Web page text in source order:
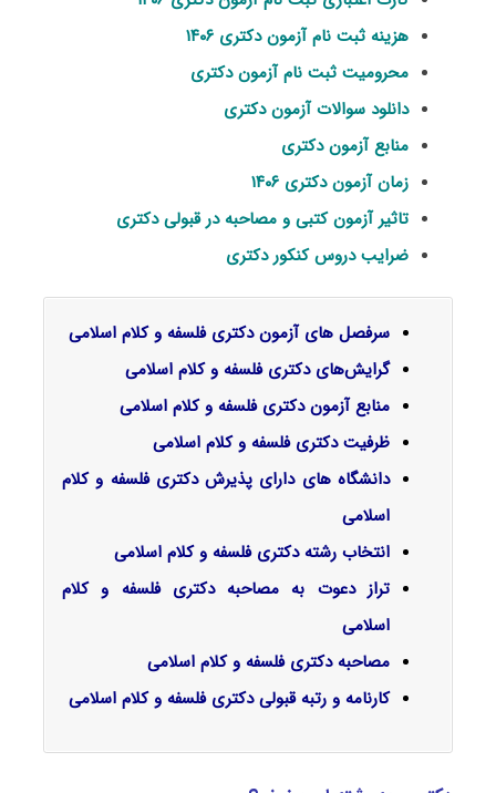
هزینه ثبت نام آزمون دکتری ۱۴۰۶
محرومیت ثبت نام آزمون دکتری
دانلود سوالات آزمون دکتری
منابع آزمون دکتری
زمان آزمون دکتری ۱۴۰۶
تاثیر آزمون کتبی و مصاحبه در قبولی دکتری
ضرایب دروس کنکور دکتری
سرفصل‌ های آزمون دکتری فلسفه و کلام اسلامی
گرایش‌های دکتریفلسفه و کلام اسلامی
منابع آزمون دکتری فلسفه و کلام اسلامی
ظرفیت دکتری فلسفه و کلام اسلامی
دانشگاه های دارای پذیرش دکتری فلسفه و کلام
اسلامی
انتخاب رشته دکتری فلسفه و کلام اسلامی
تراز دعوت به مصاحبه دکتری فلسفه و کلام
اسلامی
مصاحبه دکتری فلسفه و کلام اسلامی
کارنامه و رتبه قبولی دکتری فلسفه و کلام اسلامی